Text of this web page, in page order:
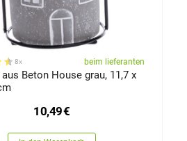
8x beim lieferanten
Beton House grau, 11,7 x
10,49€